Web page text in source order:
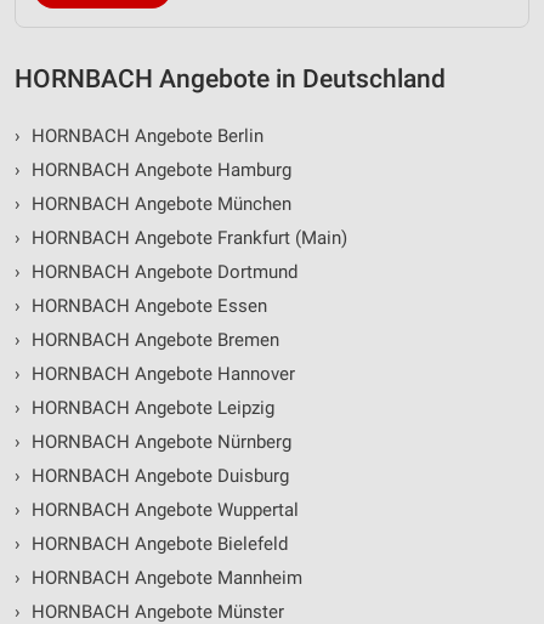
HORNBACH Angebote in Deutschland
›
HORNBACH Angebote Berlin
›
HORNBACH Angebote Hamburg
›
HORNBACH Angebote München
›
HORNBACH Angebote Frankfurt (Main)
›
HORNBACH Angebote Dortmund
›
HORNBACH Angebote Essen
›
HORNBACH Angebote Bremen
›
HORNBACH Angebote Hannover
›
HORNBACH Angebote Leipzig
›
HORNBACH Angebote Nürnberg
›
HORNBACH Angebote Duisburg
›
HORNBACH Angebote Wuppertal
›
HORNBACH Angebote Bielefeld
›
HORNBACH Angebote Mannheim
›
HORNBACH Angebote Münster